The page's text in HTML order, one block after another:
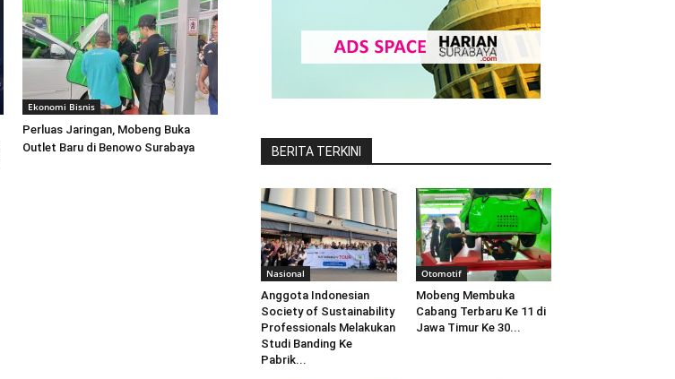
Ekonomi Bisnis
Perluas Jaringan, Mobeng Buka
Outlet Baru di Benowo Surabaya
BERITA TERKINI
Nasional
Anggota Indonesian
Society of Sustainability
Professionals Melakukan
Studi Banding Ke
Pabrik...
Otomotif
Mobeng Membuka
Cabang Terbaru Ke 11 di
Jawa Timur Ke 30...